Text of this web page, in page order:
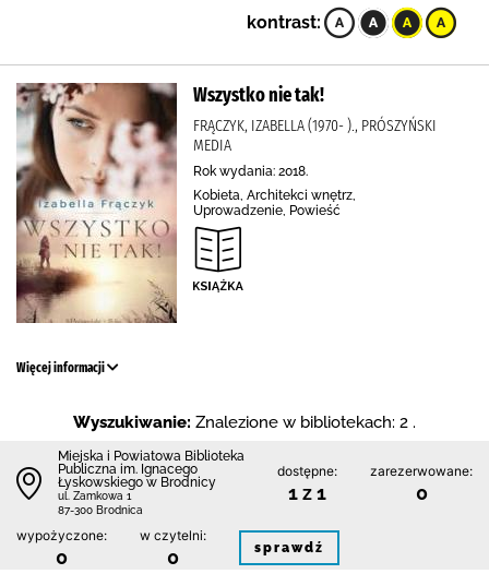
kontrast:
Wszystko nie tak!
FRĄCZYK, IZABELLA (1970- )., PRÓSZYŃSKI
MEDIA
Rok wydania: 2018.
Kobieta, Architekci wnętrz,
Uprowadzenie, Powieść
Więcej informacji
Wyszukiwanie: Znalezione w bibliotekach: 2 .
Miejska i Powiatowa Biblioteka
Publiczna im. Ignacego
Łyskowskiego w Brodnicy
ul. Zamkowa 1
87-300 Brodnica
dostępne:
1 z 1
zarezerwowane:
0
wypożyczone:
0
w czytelni:
0 sprawdź